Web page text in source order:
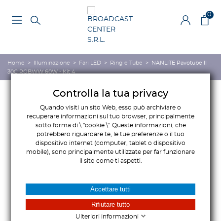
0
Home > Illuminazione > Fari LED > Ring e Tube >
NANLITE Pavotube II
30C RGBWW 60W - Kit 4
Controlla la tua privacy
Quando visiti un sito Web, esso può archiviare o
recuperare informazioni sul tuo browser, principalmente
sotto forma di \ "cookie \". Queste informazioni, che
potrebbero riguardare te, le tue preferenze o il tuo
dispositivo internet (computer, tablet o dispositivo
mobile), sono principalmente utilizzate per far funzionare
il sito come ti aspetti.
Ulteriori informazioni
Accettare tutti
Rifiutare tutto